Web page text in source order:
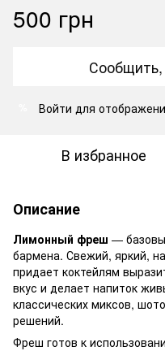
500 грн
Сообщить,
Войти для
В избранное
Описание
Лимонный фреш —
бармена. Свежий, яркий,
придает коктейлям
вкус и делает напиток
классических миксов,
решений.
Фреш готов к